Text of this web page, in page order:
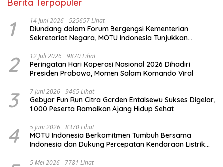
Berita Terpopuler
1 14 Juni 2026 525657 Lihat
Diundang dalam Forum Bergengsi Kementerian
Sekretariat Negara, MOTU Indonesia Tunjukkan
2 12 Juli 2026 9870 Lihat
Peringatan Hari Koperasi Nasional 2026 Dihadiri
Presiden Prabowo, Momen Salam Komando Viral
3 7 Juni 2026 9465 Lihat
Gebyar Fun Run Citra Garden Entalsewu Sukses Digelar,
1.000 Peserta Ramaikan Ajang Hidup Sehat
4 5 Juni 2026 8370 Lihat
MOTU Indonesia Berkomitmen Tumbuh Bersama
Indonesia dan Dukung Percepatan Kendaraan Listrik
5 Mei 2026 7781 Lihat